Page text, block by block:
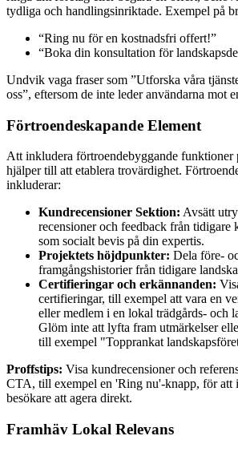
tydliga och handlingsinriktade. Exempel på
“Ring nu för en kostnadsfri offert!”
“Boka din konsultation för
Undvik vaga fraser som ”Utforska våra
oss”, eftersom de inte leder användarna mot
Förtroendeskapande Element
Att inkludera förtroendebyggande funktioner
hjälper till att etablera trovärdighet.
inkluderar:
Kundrecensioner Sektion: Avsätt
recensioner och feedback från tidigare
som socialt bevis på din expertis.
Projektets höjdpunkter: Dela före-
framgångshistorier från tidigare
Certifieringar och erkännanden:
certifieringar, till exempel att vara en
eller medlem i en lokal trädgårds- och
Glöm inte att lyfta fram utmärkelser
till exempel "Topprankat
Proffstips: Visa kundrecensioner och
CTA, till exempel en 'Ring nu'-knapp, för att
besökare att agera direkt.
Framhäv Lokal Relevans